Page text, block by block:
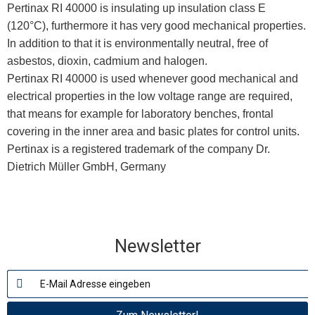
Pertinax RI 40000 is insulating up insulation class E
(120°C), furthermore it has very good mechanical properties.
In addition to that it is environmentally neutral, free of
asbestos, dioxin, cadmium and halogen.
Pertinax RI 40000 is used whenever good mechanical and
electrical properties in the low voltage range are required,
that means for example for laboratory benches, frontal
covering in the inner area and basic plates for control units.
Pertinax is a registered trademark of the company Dr.
Dietrich Müller GmbH, Germany
Newsletter